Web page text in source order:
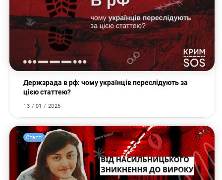
Держзрада в рф: чому українців переслідують за
цією статтею?
13 / 01 / 2026
Статті